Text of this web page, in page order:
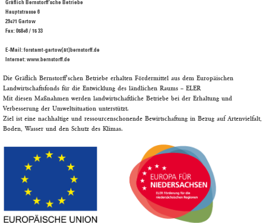
Gräflich Bernstorff‘sche Betriebe
Hauptstrasse 6
29471 Gartow
Fax: 05846 / 15 33
E-Mail: forstamt-gartow[ät]bernstorff.de
Internet: www.bernstorff.de
Die Gräflich Bernstorff'schen Betriebe erhalten Fördermittel aus dem Europäischen
Landwirtschaftsfonds für die Entwicklung des ländlichen Raums – ELER
Mit diesen Maßnahmen werden landwirtschaftliche Betriebe bei der Erhaltung und
Verbesserung der Umweltsituation unterstützt.
Ziel ist eine nachhaltige und ressourcenschonende Bewirtschaftung in Bezug auf Artenvielfalt,
Boden, Wasser und den Schutz des Klimas.